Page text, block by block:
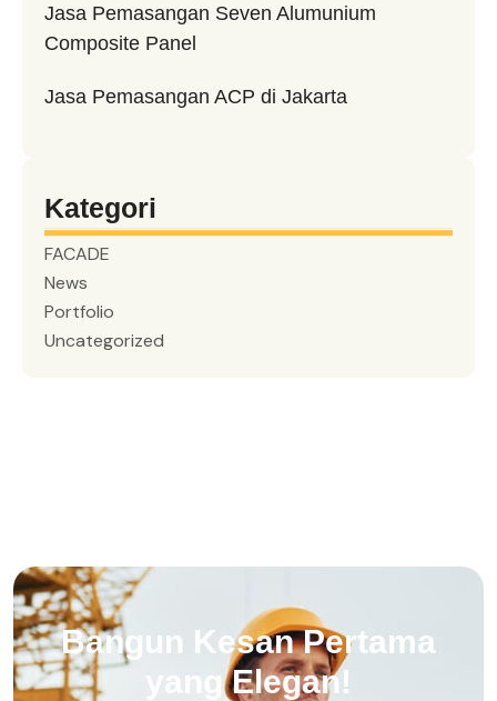
Jasa Pemasangan Seven Alumunium
Composite Panel
Jasa Pemasangan ACP di Jakarta
Kategori
FACADE
News
Portfolio
Uncategorized
Bangun Kesan Pertama
yang Elegan!